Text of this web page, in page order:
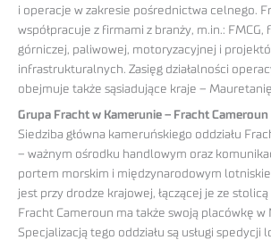
i operacje w zakresie pośrednictwa celnego.
współpracuje z firmami z branży, m.in.:
górniczej, paliwowej, motoryzacyjnej i
infrastrukturalnych. Zasięg działalności
obejmuje także sąsiadujące kraje –
Grupa Fracht w Kamerunie – Fracht Cameroun
Siedziba główna kameruńskiego oddziału
– ważnym ośrodku handlowym oraz
portem morskim i międzynarodowym
jest przy drodze krajowej, łączącej je ze
Fracht Cameroun ma także swoją placówkę w
Specjalizacją tego oddziału są usługi spedycji